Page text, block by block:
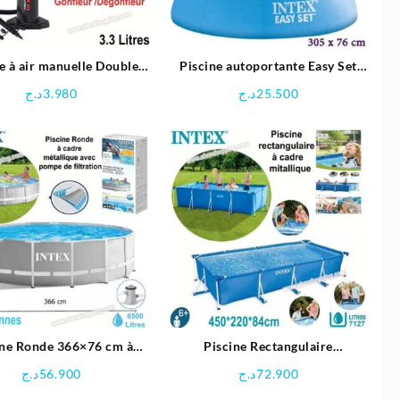
à air manuelle Double
3.980د.ج
Piscine autoportante Easy Set
25.500د.ج
Ronde 366×76 cm à
de filtration – Intex
56.900د.ج
Piscine Rectangulaire
métallique – Intex
72.900د.ج